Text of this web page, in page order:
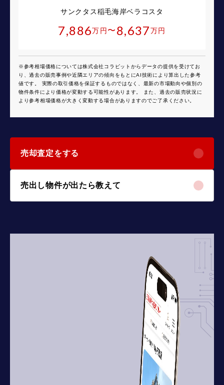
サンクタス稲毛海岸ベラコスタ
7,886万円 〜 8,637万円
※参考相場価格については株式会社コラビットからデータの提供を受けてお
り、過去の販売事例や近隣エリアの傾向をもとにAI技術により算出した参考
値です。 実際の取引価格を保証するものではなく、最新の市場動向や個別の
物件条件により価格が変動する可能性があります。 また、過去の販売状況に
より参考相場価格が大きく変動する場合がありますのでご了承ください。
売却査定をする
売出し物件が出たら教えて